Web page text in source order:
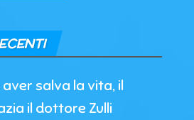
aver salva la vita, il
il dottore Zulli